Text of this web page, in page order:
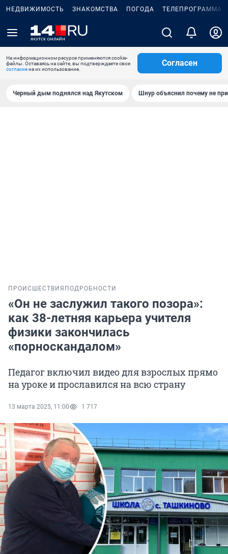
НЕДВИЖИМОСТЬ ЗНАКОМСТВА ПОГОДА ТЕЛЕПРОГРАММА
На информационном ресурсе применяются cookie-
файлы. Оставаясь на сайте, вы подтверждаете свое
согласиена их использование.
Согласен
Черный дым поднялся над Якутском Шнур объяснил почему не
ПРОИСШЕСТВИЯ ПОДРОБНОСТИ
«Он не заслужил такого позора»:
как 38-летняя карьера учителя
физики закончилась
«порноскандалом»
Педагог включил видео для взрослых прямо
на уроке и прославился на всю страну
13 марта 2025, 11:00 1 717